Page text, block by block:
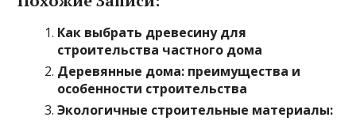
Как выбрать древесину для
строительства частного дома
Деревянные дома: преимущества и
особенности строительства
Экологичные строительные материалы: